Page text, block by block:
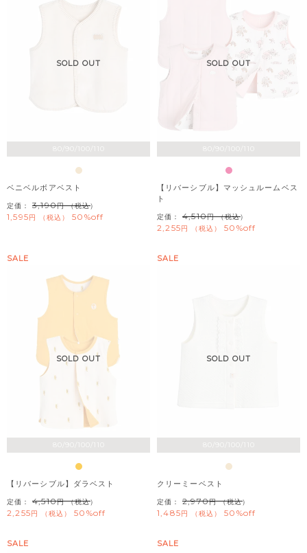
80/90/100/110
SOLD OUT
ベニベルボアベスト
定価： 3,190 （税込）
1,595 税込 50%off
80/90/100/110
SOLD OUT
【リバーシブル】マッシュルームベス
ト
定価： 4,510 （税込）
2,255 税込 50%off
80/90/100/110
SOLD OUT
SALE
【リバーシブル】ダラベスト
定価： 4,510 （税込）
2,255 税込 50%off
80/90/100/110
SOLD OUT
SALE
クリーミーベスト
定価： 2,970 （税込）
1,485 税込 50%off
SALE SALE